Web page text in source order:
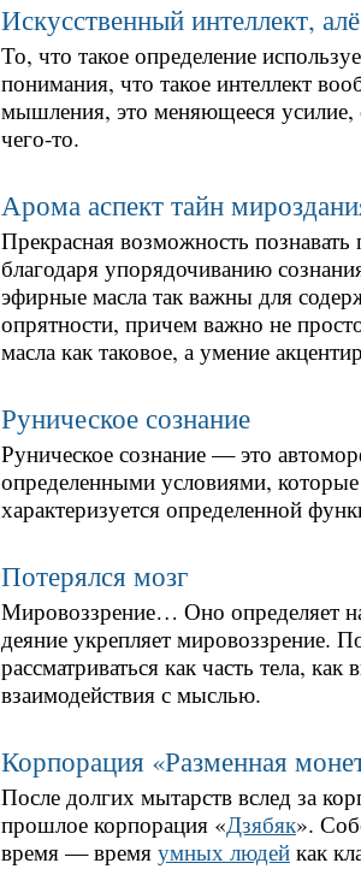
Искусственный интеллект,
То, что такое определение
понимания, что такое интеллект
мышления, это меняющееся усилие,
чего-то.
Арома аспект тайн
Прекрасная возможность
благодаря упорядочиванию
эфирные масла так важны для
опрятности, причем важно не
масла как таковое, а умение
Руническое сознание
Руническое сознание — это
определенными условиями,
характеризуется определенной
Потерялся мозг
Мировоззрение… Оно определяет
деяние укрепляет мировоззрение.
рассматриваться как часть тела,
взаимодействия с мыслью.
Корпорация «Разменная
После долгих мытарств вслед за
прошлое корпорация «Дзябяк».
время — времяумных людейкак